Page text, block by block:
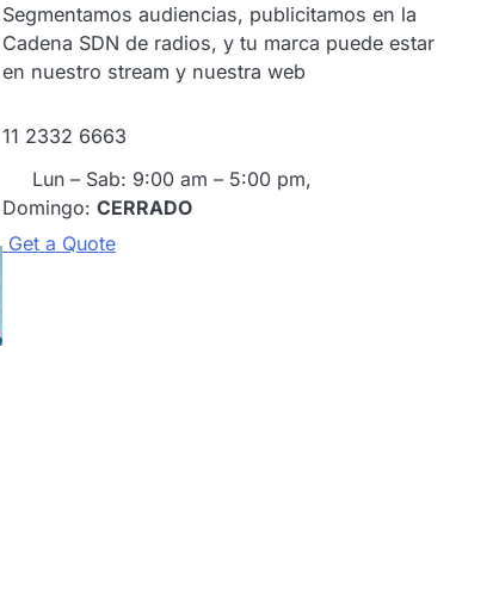
Segmentamos audiencias, publicitamos en la
Cadena SDN de radios, y tu marca puede estar
en nuestro stream y nuestra web
11 2332 6663
Lun – Sab: 9:00 am – 5:00 pm,
Domingo: CERRADO
Get a Quote